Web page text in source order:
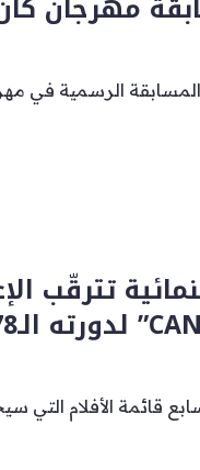
المسابقة الرسمية في
تترقّب
قائمة الأفلام التي